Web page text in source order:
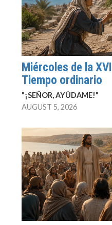
Miércoles de la
Tiempo ordinario
"¡SEÑOR, AYÚDAME!"
AUGUST 5, 2026